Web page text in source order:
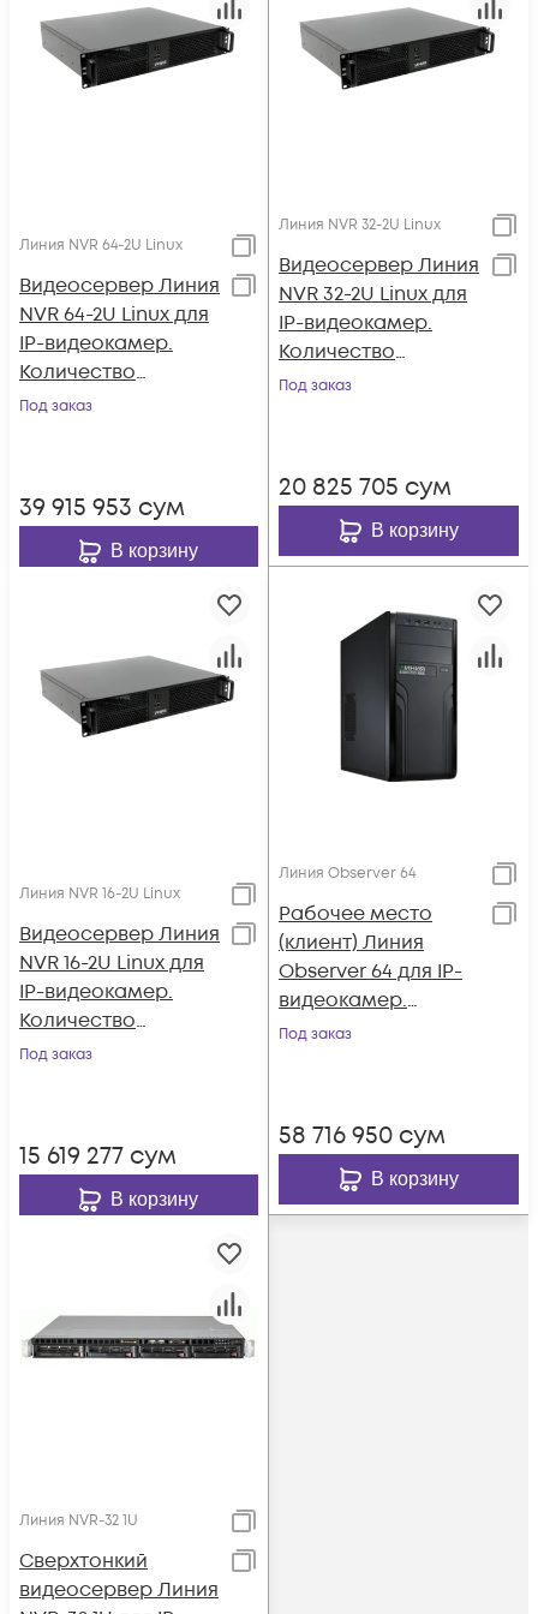
Линия NVR 64-2U Linux
Видеосервер Линия
NVR 64-2U Linux для
IP-видеокамер.
Количество
каналов: видео - 64,
Под заказ
39 915 953 сум
В корзину
Линия NVR 32-2U Linux
Видеосервер Линия
NVR 32-2U Linux для
IP-видеокамер.
Количество
каналов: видео - 32,
Под заказ
20 825 705 сум
В корзину
Линия NVR 16-2U Linux
Видеосервер Линия
NVR 16-2U Linux для
IP-видеокамер.
Количество
каналов: видео - 16,
Под заказ
15 619 277 сум
В корзину
Линия Observer 64
Рабочее место
(клиент) Линия
Observer 64 для IP-
видеокамер.
Количество
Под заказ
58 716 950 сум
В корзину
Линия NVR-32 1U
Сверхтонкий
видеосервер Линия